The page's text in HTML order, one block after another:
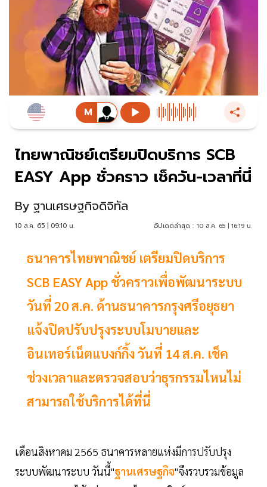
ไทยพาณิชย์เตรียมปิดบริการ SCB
EASY App ชั่วคราว เช็ควัน-เวลาที่นี่
By ฐานเศรษฐกิจดิจิทัล
10 ส.ค. 65 | 09:10 น. อัปเดตล่าสุด : 10 ส.ค. 65 | 16:19 น.
ธนาคารไทยพาณิชย์ เตรียมปิดบริการ
SCB EASY App ชั่วคราวเพื่อพัฒนาระบบ
วันที่ 20 ส.ค. ด้านธนาคารกรุงศรีอยุธยา
แจ้งปิดปรับปรุงระบบโมบายและ
อินเทอร์เน็ตแบงก์กิ้ง วันที่ 14 ส.ค. เช็ค
ช่วงเวลาและตรวจสอบว่าธุรกรรมไหนไม่
สามารถใช้บริการได้ที่นี่
เดือนสิงหาคม 2565 ธนาคารหลายแห่งมีการปรับปรุง
ระบบพัฒนาระบบ วันนี้"ฐานเศรษฐกิจ"จึงรวบรวมข้อมูล